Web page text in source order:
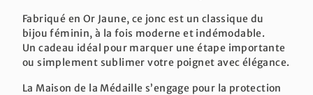
Fabriqué en Or Jaune, ce jonc est un classique du
bijou féminin, à la fois moderne et indémodable.
Un cadeau idéal pour marquer une étape importante
ou simplement sublimer votre poignet avec élégance.
La Maison de la Médaille s’engage pour la protection